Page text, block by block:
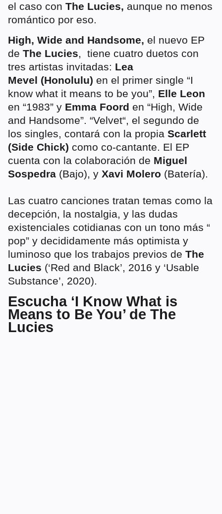
el caso con The Lucies, aunque no menos
romántico por eso.
High, Wide and Handsome, el nuevo EP
de The Lucies, tiene cuatro duetos con
tres artistas invitadas: Lea
Mevel (Honolulu) en el primer single “I
know what it means to be you”, Elle Leon
en “1983” y Emma Foord en “High, Wide
and Handsome”. “Velvet“, el segundo de
los singles, contará con la propia Scarlett
(Side Chick) como co-cantante. El EP
cuenta con la colaboración de Miguel
Sospedra (Bajo), y Xavi Molero (Batería).
Las cuatro canciones tratan temas como la
decepción, la nostalgia, y las dudas
existenciales cotidianas con un tono más “
pop” y decididamente más optimista y
luminoso que los trabajos previos de The
Lucies (‘Red and Black’, 2016 y ‘Usable
Substance’, 2020).
Escucha ‘I Know What is
Means to Be You’ de The
Lucies